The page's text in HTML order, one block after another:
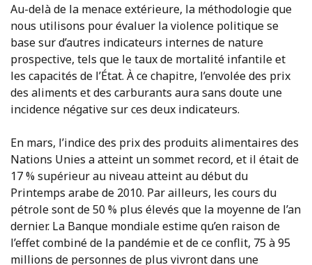
Au-delà de la menace extérieure, la méthodologie que
nous utilisons pour évaluer la violence politique se
base sur d’autres indicateurs internes de nature
prospective, tels que le taux de mortalité infantile et
les capacités de l’État. À ce chapitre, l’envolée des prix
des aliments et des carburants aura sans doute une
incidence négative sur ces deux indicateurs.
En mars, l’indice des prix des produits alimentaires des
Nations Unies a atteint un sommet record, et il était de
17 % supérieur au niveau atteint au début du
Printemps arabe de 2010. Par ailleurs, les cours du
pétrole sont de 50 % plus élevés que la moyenne de l’an
dernier. La Banque mondiale estime qu’en raison de
l’effet combiné de la pandémie et de ce conflit, 75 à 95
millions de personnes de plus vivront dans une